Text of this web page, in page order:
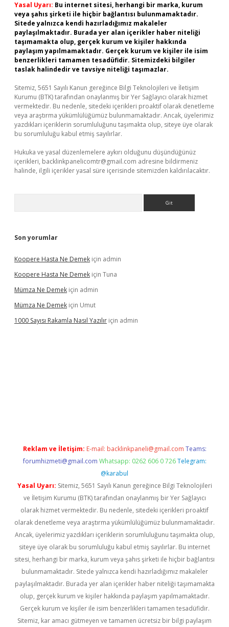
Yasal Uyarı: Bu internet sitesi, herhangi bir marka, kurum
veya şahıs şirketi ile hiçbir bağlantısı bulunmamaktadır.
Sitede yalnızca kendi hazırladığımız makaleler
paylaşılmaktadır. Burada yer alan içerikler haber niteliği
taşımamakta olup, gerçek kurum ve kişiler hakkında
paylaşım yapılmamaktadır. Gerçek kurum ve kişiler ile isim
benzerlikleri tamamen tesadüfidir. Sitemizdeki bilgiler
taslak halindedir ve tavsiye niteliği taşımazlar.
Sitemiz, 5651 Sayılı Kanun gereğince Bilgi Teknolojileri ve İletişim
Kurumu (BTK) tarafından onaylanmış bir Yer Sağlayıcı olarak hizmet
vermektedir. Bu nedenle, sitedeki içerikleri proaktif olarak denetleme
veya araştırma yükümlülüğümüz bulunmamaktadır. Ancak, üyelerimiz
yazdıkları içeriklerin sorumluluğunu taşımakta olup, siteye üye olarak
bu sorumluluğu kabul etmiş sayılırlar.
Hukuka ve yasal düzenlemelere aykırı olduğunu düşündüğünüz
içerikleri, backlinkpanelicomtr@gmail.com adresine bildirmeniz
halinde, ilgili içerikler yasal süre içerisinde sitemizden kaldırılacaktır.
Son yorumlar
Koopere Hasta Ne Demek için admin
Koopere Hasta Ne Demek için Tuna
Mümza Ne Demek için admin
Mümza Ne Demek için Umut
1000 Sayısı Rakamla Nasıl Yazılır için admin
Reklam ve İletişim: E-mail: backlinkpaneli@gmail.com Teams:
forumhizmeti@gmail.com Whatsapp: 0262 606 0 726 Telegram:
@karabul
Yasal Uyarı: Sitemiz, 5651 Sayılı Kanun gereğince Bilgi Teknolojileri
ve İletişim Kurumu (BTK) tarafından onaylanmış bir Yer Sağlayıcı
olarak hizmet vermektedir. Bu nedenle, sitedeki içerikleri proaktif
olarak denetleme veya araştırma yükümlülüğümüz bulunmamaktadır.
Ancak, üyelerimiz yazdıkları içeriklerin sorumluluğunu taşımakta olup,
siteye üye olarak bu sorumluluğu kabul etmiş sayılırlar. Bu internet
sitesi, herhangi bir marka, kurum veya şahıs şirketi ile hiçbir bağlantısı
bulunmamaktadır. Sitede yalnızca kendi hazırladığımız makaleler
paylaşılmaktadır. Burada yer alan içerikler haber niteliği taşımamakta
olup, gerçek kurum ve kişiler hakkında paylaşım yapılmamaktadır.
Gerçek kurum ve kişiler ile isim benzerlikleri tamamen tesadüfidir.
Sitemiz, kar amacı gütmeyen ve tamamen ücretsiz bir bilgi paylaşım